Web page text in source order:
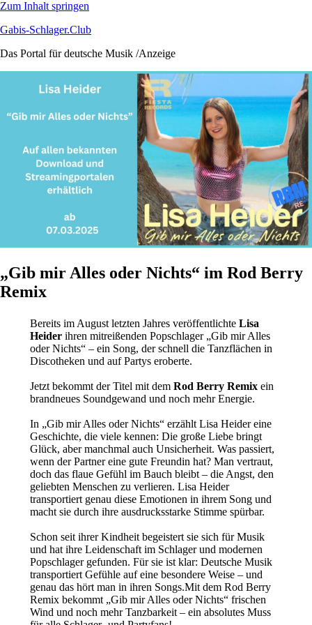
Zum Inhalt springen
Gabis-Schlager.Club
Das Portal für deutsche Musik /Anzeige
„Gib mir Alles oder Nichts“ im Rod Berry
Remix
Bereits im August letzten Jahres veröffentlichte Lisa
Heider ihren mitreißenden Popschlager „Gib mir Alles
oder Nichts“ – ein Song, der schnell die Tanzflächen in
Discotheken und auf Partys eroberte.
Jetzt bekommt der Titel mit dem Rod Berry Remix ein
brandneues Soundgewand und noch mehr Energie.
In „Gib mir Alles oder Nichts“ erzählt Lisa Heider eine
Geschichte, die viele kennen: Die große Liebe bringt
Glück, aber manchmal auch Unsicherheit. Was passiert,
wenn der Partner eine gute Freundin hat? Man vertraut,
doch das flaue Gefühl im Bauch bleibt – die Angst, den
geliebten Menschen zu verlieren. Lisa Heider
transportiert genau diese Emotionen in ihrem Song und
macht sie durch ihre ausdrucksstarke Stimme spürbar.
Schon seit ihrer Kindheit begeistert sie sich für Musik
und hat ihre Leidenschaft im Schlager und modernen
Popschlager gefunden. Für sie ist klar: Deutsche Musik
transportiert Gefühle auf eine besondere Weise – und
genau das hört man in ihren Songs.Mit dem Rod Berry
Remix bekommt „Gib mir Alles oder Nichts“ frischen
Wind und noch mehr Tanzbarkeit – ein absolutes Muss